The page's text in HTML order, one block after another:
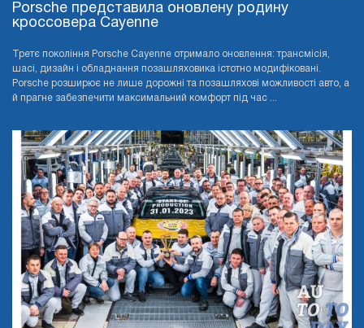
Porsche представила оновлену родину
кроссовера Cayenne
Третє покоління Porsche Cayenne отримало оновлення: трансмісія,
шасі, дизайн і обладнання позашляховика істотно модифіковані.
Porsche розширює не лише дорожні та позашляхові можливості авто, а
й прагне забезпечити максимальний комфорт під час ...